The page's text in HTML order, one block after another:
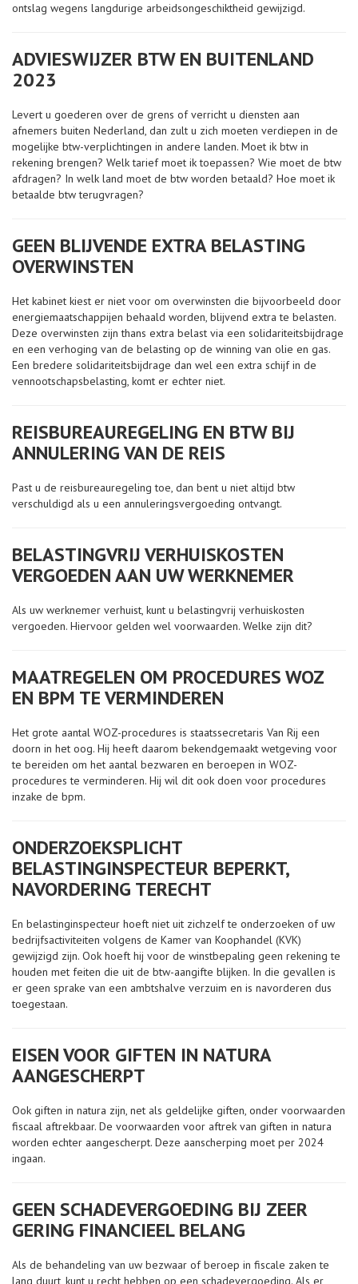
ontslag wegens langdurige arbeidsongeschiktheid gewijzigd.
ADVIESWIJZER BTW EN BUITENLAND
2023
Levert u goederen over de grens of verricht u diensten aan
afnemers buiten Nederland, dan zult u zich moeten verdiepen in de
mogelijke btw-verplichtingen in andere landen. Moet ik btw in
rekening brengen? Welk tarief moet ik toepassen? Wie moet de btw
afdragen? In welk land moet de btw worden betaald? Hoe moet ik
betaalde btw terugvragen?
GEEN BLIJVENDE EXTRA BELASTING
OVERWINSTEN
Het kabinet kiest er niet voor om overwinsten die bijvoorbeeld door
energiemaatschappijen behaald worden, blijvend extra te belasten.
Deze overwinsten zijn thans extra belast via een solidariteitsbijdrage
en een verhoging van de belasting op de winning van olie en gas.
Een bredere solidariteitsbijdrage dan wel een extra schijf in de
vennootschapsbelasting, komt er echter niet.
REISBUREAUREGELING EN BTW BIJ
ANNULERING VAN DE REIS
Past u de reisbureauregeling toe, dan bent u niet altijd btw
verschuldigd als u een annuleringsvergoeding ontvangt.
BELASTINGVRIJ VERHUISKOSTEN
VERGOEDEN AAN UW WERKNEMER
Als uw werknemer verhuist, kunt u belastingvrij verhuiskosten
vergoeden. Hiervoor gelden wel voorwaarden. Welke zijn dit?
MAATREGELEN OM PROCEDURES WOZ
EN BPM TE VERMINDEREN
Het grote aantal WOZ-procedures is staatssecretaris Van Rij een
doorn in het oog. Hij heeft daarom bekendgemaakt wetgeving voor
te bereiden om het aantal bezwaren en beroepen in WOZ-
procedures te verminderen. Hij wil dit ook doen voor procedures
inzake de bpm.
ONDERZOEKSPLICHT
BELASTINGINSPECTEUR BEPERKT,
NAVORDERING TERECHT
En belastinginspecteur hoeft niet uit zichzelf te onderzoeken of uw
bedrijfsactiviteiten volgens de Kamer van Koophandel (KVK)
gewijzigd zijn. Ook hoeft hij voor de winstbepaling geen rekening te
houden met feiten die uit de btw-aangifte blijken. In die gevallen is
er geen sprake van een ambtshalve verzuim en is navorderen dus
toegestaan.
EISEN VOOR GIFTEN IN NATURA
AANGESCHERPT
Ook giften in natura zijn, net als geldelijke giften, onder voorwaarden
fiscaal aftrekbaar. De voorwaarden voor aftrek van giften in natura
worden echter aangescherpt. Deze aanscherping moet per 2024
ingaan.
GEEN SCHADEVERGOEDING BIJ ZEER
GERING FINANCIEEL BELANG
Als de behandeling van uw bezwaar of beroep in fiscale zaken te
lang duurt, kunt u recht hebben op een schadevergoeding. Als er